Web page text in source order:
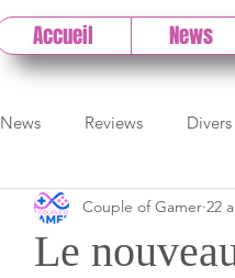
Accueil News
News Reviews Divers
Previews Cloud
Le
Couple of Gamer 22